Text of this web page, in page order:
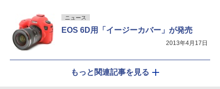
ニュース
EOS 6D用「イージーカバー」が発売
2013年4月17日
もっと関連記事を見る